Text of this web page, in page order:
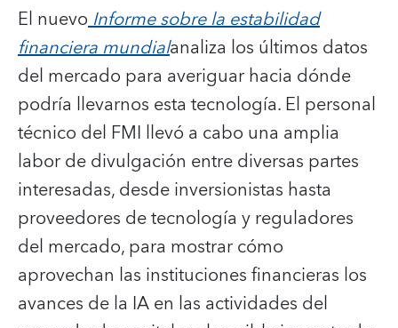
El nuevoInforme sobre la estabilidad
financiera mundialanaliza los últimos datos
del mercado para averiguar hacia dónde
podría llevarnos esta tecnología. El personal
técnico del FMI llevó a cabo una amplia
labor de divulgación entre diversas partes
interesadas, desde inversionistas hasta
proveedores de tecnología y reguladores
del mercado, para mostrar cómo
aprovechan las instituciones financieras los
avances de la IA en las actividades del